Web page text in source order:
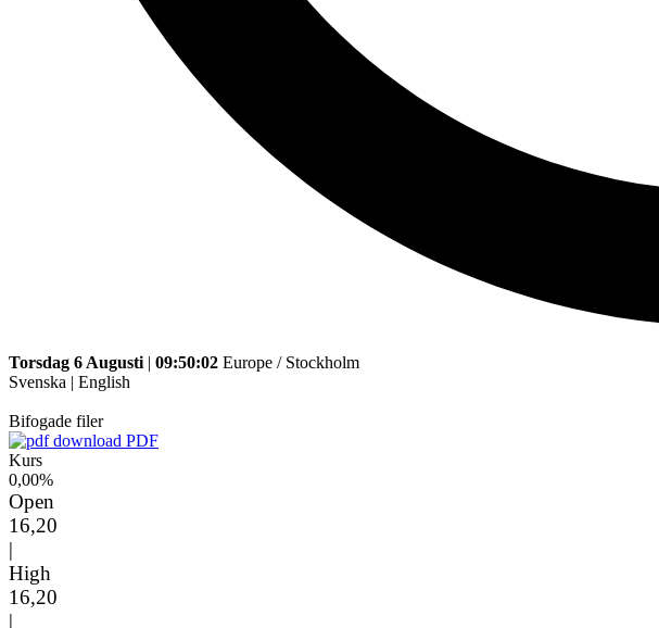
Torsdag 6 Augusti | 09:50:02 Europe / Stockholm
Svenska | English
Bifogade filer
PDF
Kurs
0,00%
Open
16,20
|
High
16,20
|